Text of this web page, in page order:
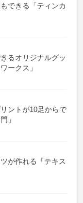
できる「ティンカ
るオリジナルグッ
ークス」
ントが10足からで
」
が作れる「テキス